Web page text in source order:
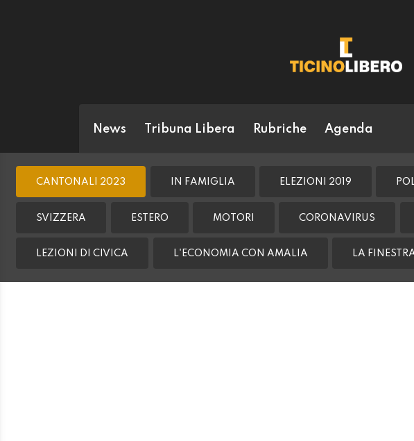
News Tribuna Libera Rubriche Agenda
CANTONALI 2023 IN FAMIGLIA ELEZIONI 2019
SVIZZERA ESTERO MOTORI CORONAVIRUS
LEZIONI DI CIVICA L'ECONOMIA CON AMALIA LA